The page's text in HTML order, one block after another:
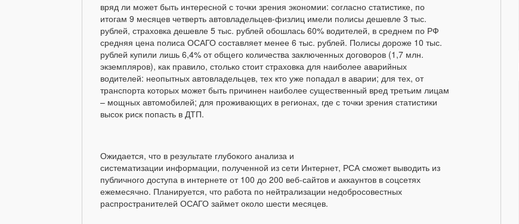
вряд ли может быть интересной с точки зрения экономии: согласно статистике, по
итогам 9 месяцев четверть автовладельцев-физлиц имели полисы дешевле 3 тыс.
рублей, страховка дешевле 5 тыс. рублей обошлась 60% водителей, в среднем по РФ
средняя цена полиса ОСАГО составляет менее 6 тыс. рублей. Полисы дороже 10 тыс.
рублей купили лишь 6,4% от общего количества заключенных договоров (1,7 млн.
экземпляров), как правило, столько стоит страховка для наиболее аварийных
водителей: неопытных автовладельцев, тех кто уже попадал в аварии; для тех, от
транспорта которых может быть причинен наиболее существенный вред третьим лицам
– мощных автомобилей; для проживающих в регионах, где с точки зрения статистики
высок риск попасть в ДТП.
Ожидается, что в результате глубокого анализа и
систематизации информации, полученной из сети Интернет, РСА сможет выводить из
публичного доступа в интернете от 100 до 200 веб-сайтов и аккаунтов в соцсетях
ежемесячно. Планируется, что работа по нейтрализации недобросовестных
распространителей ОСАГО займет около шести месяцев.